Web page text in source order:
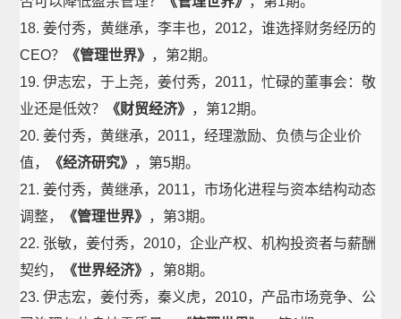
18. 姜付秀，黄继承，李丰也，2012，谁选择财务经历的
CEO？
《管理世界》 ，第2期。
19. 伊志宏，于上尧，姜付秀，2011，忙碌的董事会：敬
业还是低效？
《财贸经济》 ，第12期。
20. 姜付秀，黄继承，2011，经理激励、负债与企业价
值，
《经济研究》 ，第5期。
21. 姜付秀，黄继承，2011，市场化进程与资本结构动态
调整，
《管理世界》 ，第3期。
22. 张敏，姜付秀，2010，企业产权、机构投资者与薪酬
契约，
《世界经济》 ，第8期。
23. 伊志宏，姜付秀，秦义虎，2010，产品市场竞争、公